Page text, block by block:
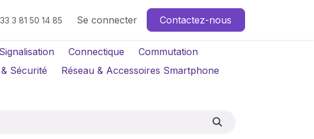
3 81 50 14 85 Se connecter Contactez-nous
Connectique
Commutation
Sécurité
Réseau & Accessoires Smartphone